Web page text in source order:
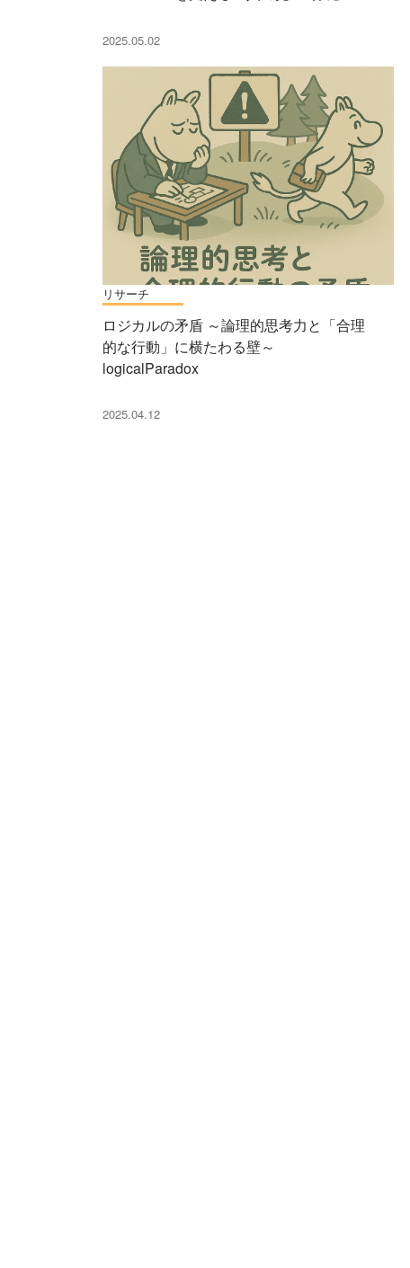
2025.05.02
リサーチ
ロジカルの矛盾 ～論理的思考力と「合理
的な行動」に横たわる壁～
logicalParadox
2025.04.12